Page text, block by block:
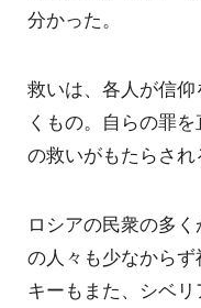
分かった。
救いは、各人が信
くもの。自らの罪
の救いがもたらされ
ロシアの民衆の多
の人々も少なから
キーもまた、シベ